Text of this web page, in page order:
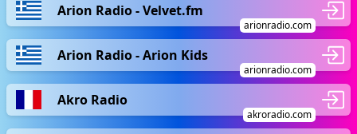
Arion Radio - Velvet.fm
arionradio.com
Arion Radio - Arion Kids
arionradio.com
Akro Radio
akroradio.com